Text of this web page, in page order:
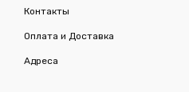
Контакты
Оплата и Доставка
Адреса